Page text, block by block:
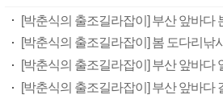
[박춘식의 출조길라잡이] 부산 앞바다
[박춘식의 출조길라잡이] 봄 도다리낚시
[박춘식의 출조길라잡이] 부산 앞바다
[박춘식의 출조길라잡이] 부산 앞바다